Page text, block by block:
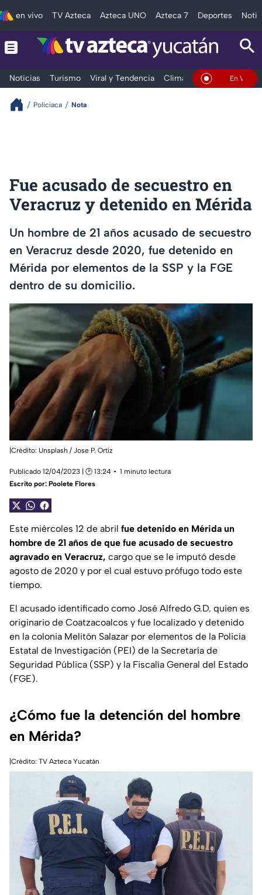
en vivo TV Azteca Azteca UNO Azteca 7 Deportes
Noticias Turismo Viral y Tendencia Clima Deportes En Vivo
Policiaca Nota
Fue acusado de secuestro en
Veracruz y detenido en Mérida
Un hombre de 21 años acusado de secuestro
en Veracruz desde 2020, fue detenido en
Mérida por elementos de la SSP y la FGE
dentro de su domicilio.
|Crédito: Unsplash / Jose P. Ortiz
Publicado 12/04/2023 | 🕑 13:24
1 minuto lectura
Escrito por: Poolete Flores
Este miércoles 12 de abril fue detenido en Mérida un
hombre de 21 años de que fue acusado de secuestro
agravado en Veracruz, cargo que se le imputó desde
agosto de 2020 y por el cual estuvo prófugo todo este
tiempo.
El acusado identificado como José Alfredo G.D. quien es
originario de Coatzacoalcos y fue localizado y detenido
en la colonia Melitón Salazar por elementos de la Policía
Estatal de Investigación (PEI) de la Secretaría de
Seguridad Pública (SSP) y la Fiscalía General del Estado
(FGE).
¿Cómo fue la detención del hombre
en Mérida?
|Crédito: TV Azteca Yucatán